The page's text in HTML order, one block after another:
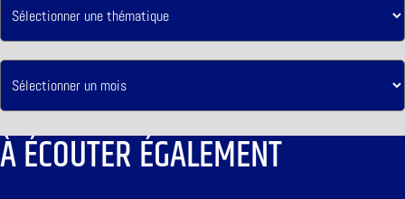
À ÉCOUTER ÉGALEMENT